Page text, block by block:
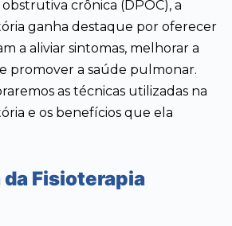
crônica (DPOC), a
ganha destaque por oferecer
a aliviar sintomas, melhorar a
promover a saúde pulmonar.
as técnicas utilizadas na
e os benefícios que ela
Fisioterapia